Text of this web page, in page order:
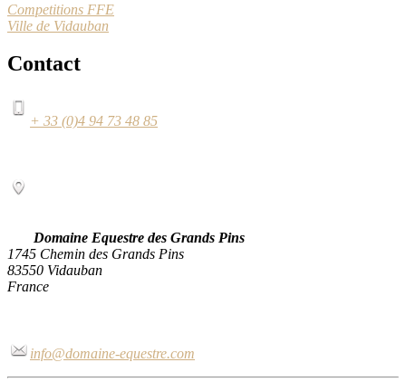
Competitions FFE
Ville de Vidauban
Contact
+ 33 (0)4 94 73 48 85
Domaine Equestre des Grands Pins
1745 Chemin des Grands Pins
83550 Vidauban
France
info@domaine-equestre.com